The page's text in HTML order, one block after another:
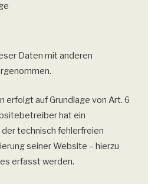
Daten mit anderen
erfolgt auf Grundlage von Art. 6
hat ein
technisch fehlerfreien
seiner Website – hierzu
erfasst werden.